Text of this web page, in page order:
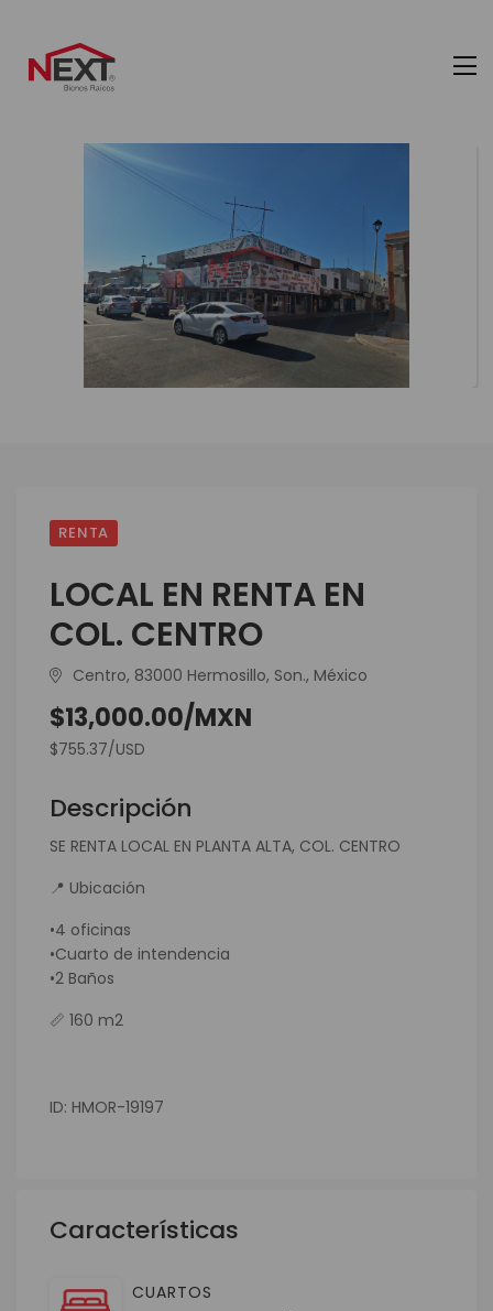
RENTA
LOCAL EN RENTA EN
COL. CENTRO
Centro, 83000 Hermosillo, Son., México
$13,000.00/MXN
$755.37/USD
Descripción
SE RENTA LOCAL EN PLANTA ALTA, COL. CENTRO
📍 Ubicación
•4 oficinas
•Cuarto de intendencia
•2 Baños
📏 160 m2
ID: HMOR-19197
Características
CUARTOS